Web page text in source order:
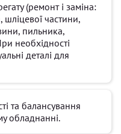
(ремонт і заміна:
шліцевої частини,
пильника,
необхідності
деталі для
та балансування
обладнанні.